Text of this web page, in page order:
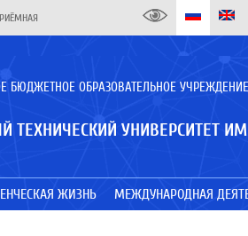
БЮДЖЕТНОЕ ОБРАЗОВАТЕЛЬНОЕ
ТЕХНИЧЕСКИЙ УНИВЕРСИТЕТ
ЖИЗНЬ МЕЖДУНАРОДНАЯ